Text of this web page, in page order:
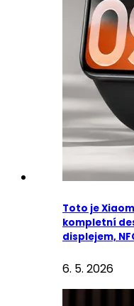
Toto je
kompletní
displejem,
6. 5. 2026